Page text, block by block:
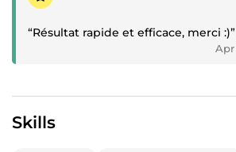
“Résultat rapide et efficace, merci :)”
Apr
Skills